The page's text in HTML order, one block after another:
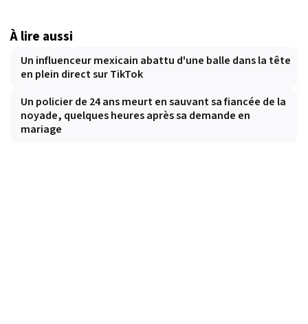
À lire aussi
Un influenceur mexicain abattu d'une balle dans la tête
en plein direct sur TikTok
Un policier de 24 ans meurt en sauvant sa fiancée de la
noyade, quelques heures après sa demande en
mariage